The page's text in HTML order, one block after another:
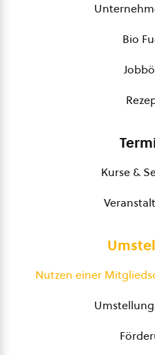
Bio
Kurse &
Nutzen einer